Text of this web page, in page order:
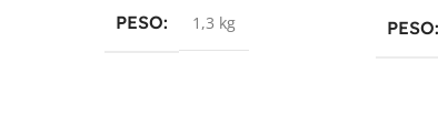
PESO 1,3 kg PESO